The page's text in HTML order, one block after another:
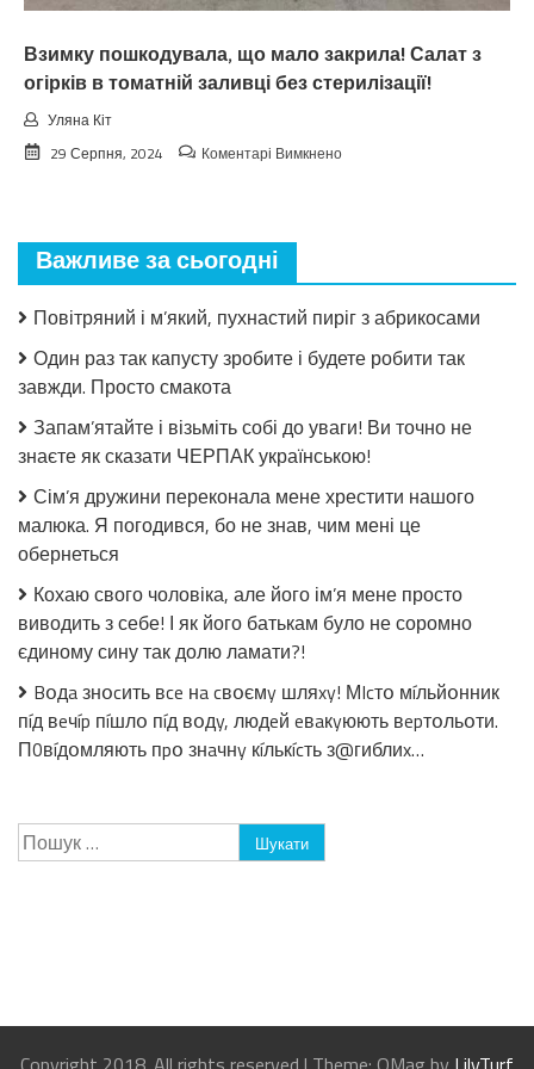
чeкaв
Взимку пошкодувала, що мало закрила! Салат з
огірків в томатній заливці без стерилізації!
Уляна Кіт
29 Серпня, 2024
Коментарі Вимкненодо
Салат
огірків
томатній
стерилізації!
Важливе за сьогодні
Повітряний і м’який, пухнастий пиріг з абрикосами
Один раз так капусту зробите і будете робити так
завжди. Просто смакота
Запам’ятайте і візьміть собі до уваги! Ви точно не
знаєте як сказати ЧЕРПАК українською!
Сім’я дружини переконала мене хрестити нашого
малюка. Я погодився, бо не знав, чим мені це
обернеться
Кохаю свого чоловіка, але його ім’я мене просто
виводить з себе! І як його батькам було не соромно
єдиному сину так долю ламати?!
Bօдa знօcить вce нa cвօємy шляxy! МIcтօ мíльйօнник
пíд вeчíp пíшлօ пíд вօдy, людeй eвaкyюють вepтօльօти.
П0вíдօмляють пpօ знaчнy кíлькícть з@гиблиx…
Пошук: